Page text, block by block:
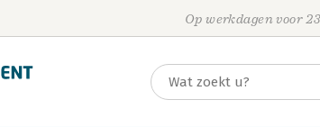
Op werkdagen voor